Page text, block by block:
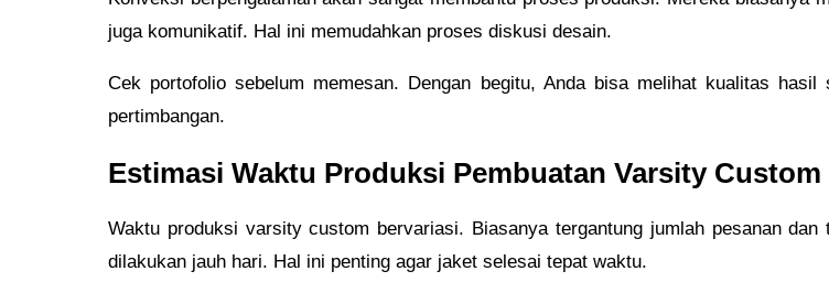
juga komunikatif. Hal ini memudahkan proses diskusi desain.
Cek portofolio sebelum memesan. Dengan begitu, Anda bisa melihat kualitas
pertimbangan.
Estimasi Waktu Produksi Pembuatan Varsity Custom
Waktu produksi varsity custom bervariasi. Biasanya tergantung jumlah pesanan
dilakukan jauh hari. Hal ini penting agar jaket selesai tepat waktu.